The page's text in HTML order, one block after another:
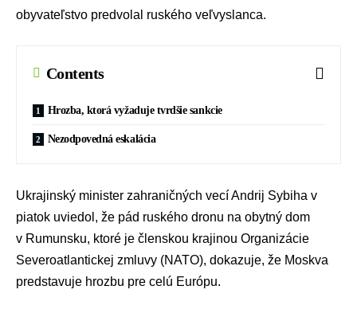
obyvateľstvo predvolal ruského veľvyslanca.
Contents
Hrozba, ktorá vyžaduje tvrdšie sankcie
Nezodpovedná eskalácia
Ukrajinský minister zahraničných vecíAndrij Sybiha v
piatok uviedol, že pád ruského dronu na obytný dom
v Rumunsku, ktoré je členskou krajinou Organizácie
Severoatlantickej zmluvy (NATO), dokazuje, že Moskva
predstavuje hrozbu pre celú Európu.